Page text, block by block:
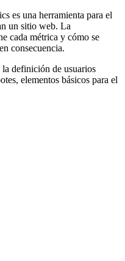
es una herramienta para el
un sitio web. La
cada métrica y cómo se
consecuencia.
la definición de usuarios
elementos básicos para el